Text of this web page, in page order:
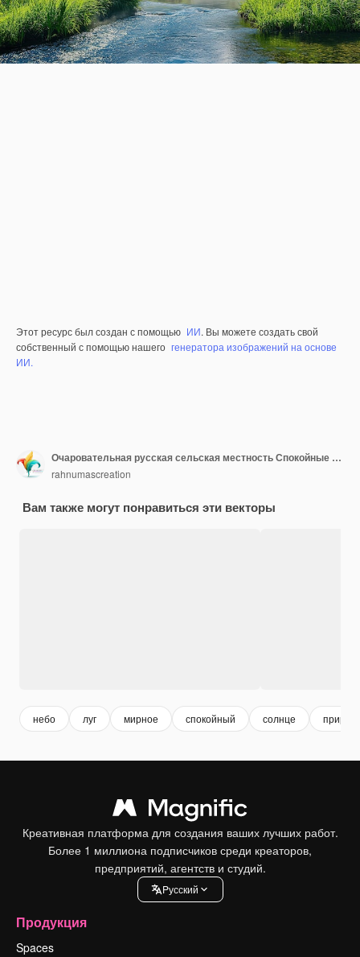
Этот ресурс был создан с помощью ИИ. Вы можете создать свой
собственный с помощью нашего генератора изображений на основе
ИИ.
Очаровательная русская сельская местность Спокойные поля Качающиеся холмы Рустическое очарование Небо солнце ферма спокойная сельская
rahnumascreation
Вам также могут понравиться эти векторы
небо луг мирное спокойный солнце
Креативная платформа для создания ваших лучших работ.
Более 1 миллиона подписчиков среди креаторов,
предприятий, агентств и студий.
Pусский
Продукция
Spaces